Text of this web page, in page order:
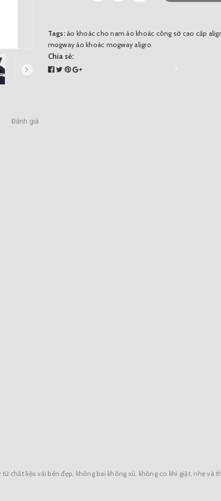
Tags:áo khoác cho nam áo khoác công sở cao cấp
mogwayáo khoác mogway aligro
Chia sẻ:
Đánh giá
từ chất liệu vải bền đẹp, không bai không xù, không co khi giặt, nhẹ